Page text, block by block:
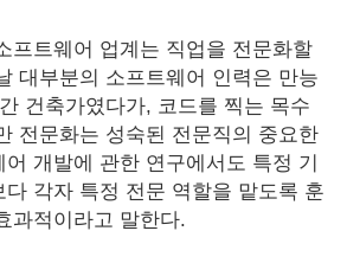
프트웨어 업계는 직업을 전문화할
대부분의 소프트웨어 인력은 만능
건축가였다가, 코드를 찍는 목수
전문화는 성숙된 전문직의 중요한
개발에 관한 연구에서도 특정 기
다 각자 특정 전문 역할을 맡도록 훈
과적이라고 말한다.